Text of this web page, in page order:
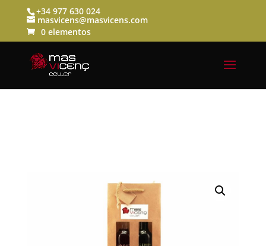
+34 977 630 024
masvicens@masvicens.com
0 elementos